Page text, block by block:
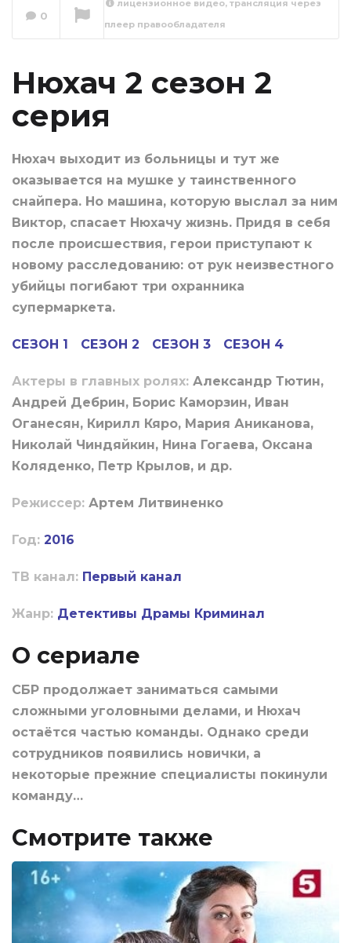
Нюхач 2 сезон 3
0
лицензионное видео, трансляция через
плеер правообладателя
Нюхач 2 сезон 2
серия
Нюхач выходит из больницы и тут же
оказывается на мушке у таинственного
снайпера. Но машина, которую выслал за ним
Виктор, спасает Нюхачу жизнь. Придя в себя
после происшествия, герои приступают к
новому расследованию: от рук неизвестного
убийцы погибают три охранника
супермаркета.
СЕЗОН 1 СЕЗОН 2 СЕЗОН 3 СЕЗОН 4
Актеры в главных ролях: Александр Тютин,
Андрей Дебрин, Борис Каморзин, Иван
Оганесян, Кирилл Кяро, Мария Аниканова,
Николай Чиндяйкин, Нина Гогаева, Оксана
Коляденко, Петр Крылов, и др.
Режиссер: Артем Литвиненко
Год: 2016
ТВ канал: Первый канал
Жанр: Детективы Драмы Криминал
О сериале
СБР продолжает заниматься самыми
сложными уголовными делами, и Нюхач
остаётся частью команды. Однако среди
сотрудников появились новички, а
некоторые прежние специалисты покинули
команду…
Смотрите также